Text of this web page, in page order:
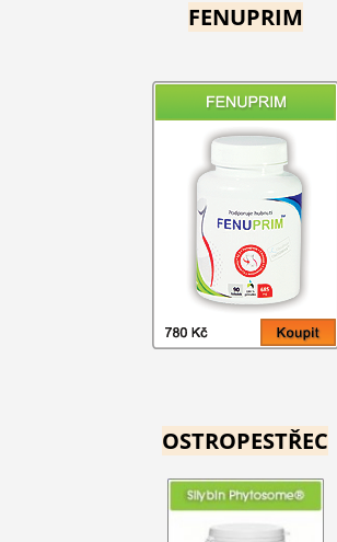
FENUPRIM
OSTROPESTŘEC